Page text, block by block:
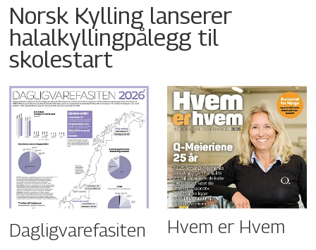
Norsk Kylling lanserer
halalkyllingpålegg til
skolestart
Dagligvarefasiten Hvem er Hvem